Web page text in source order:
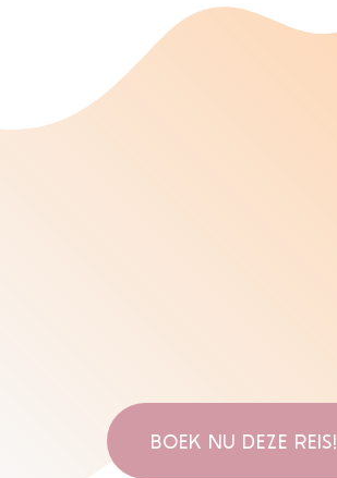
BOEK NU DEZE REIS!